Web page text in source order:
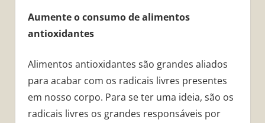
Aumente o consumo de alimentos
antioxidantes
Alimentos antioxidantes são grandes aliados
para acabar com os radicais livres presentes
em nosso corpo. Para se ter uma ideia, são os
radicais livres os grandes responsáveis por